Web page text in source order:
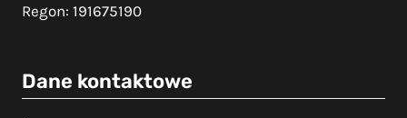
Regon: 191675190
Dane kontaktowe